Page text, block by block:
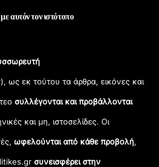
αυτόν τον ιστότοπο
ως εκ τούτου τα άρθρα, εικόνες και
συλλέγονται και προβάλλονται
και μη, ιστοσελίδες. Οι
ωφελούνται από κάθε προβολή,
συνεισφέρει στην